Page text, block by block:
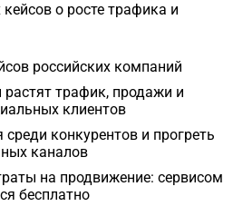
о росте трафика и
российских компаний
растят трафик, продажи и
клиентов
конкурентов и прогреть
каналов
на продвижение: сервисом
бесплатно